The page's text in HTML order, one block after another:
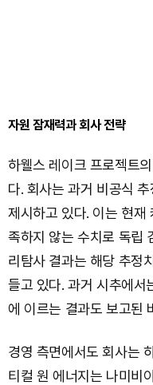
자원 잠재력과 회사 전략
하웰스 레이크 프로젝트
다. 회사는 과거 비공식
제시하고 있다. 이는 현
족하지 않는 수치로 독립
리탐사 결과는 해당 추정
들고 있다. 과거 시추에
에 이르는 결과도 보고된
경영 측면에서도 회사는
티컬 원 에너지는 나미비